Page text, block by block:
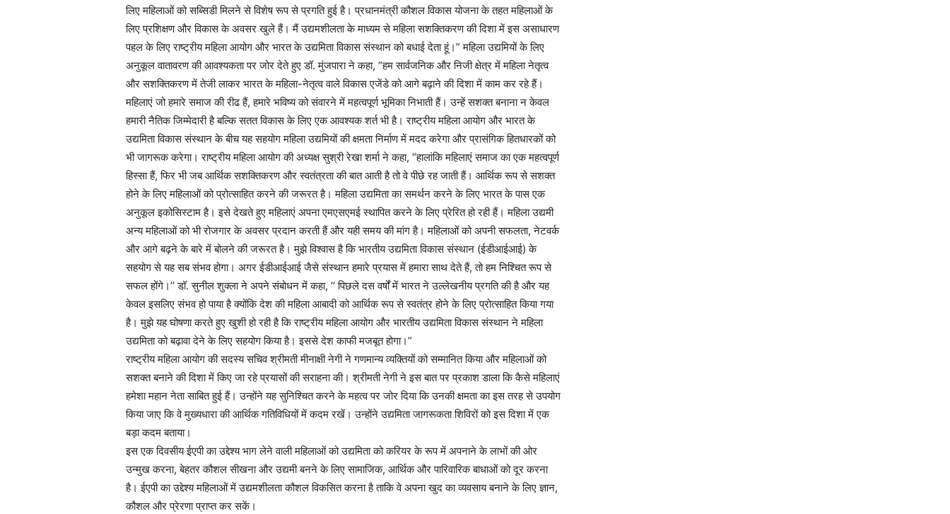
लिए महिलाओं को सब्सिडी मिलने से विशेष रूप से प्रगति हुई है। प्रधानमंत्री कौशल विकास योजना के तहत महिलाओं के
लिए प्रशिक्षण और विकास के अवसर खुले हैं। मैं उद्यमशीलता के माध्यम से महिला सशक्तिकरण की दिशा में इस असाधारण
पहल के लिए राष्ट्रीय महिला आयोग और भारत के उद्यमिता विकास संस्थान को बधाई देता हूं।” महिला उद्यमियों के लिए
अनुकूल वातावरण की आवश्यकता पर जोर देते हुए डॉ. मुंजपारा ने कहा, “हम सार्वजनिक और निजी क्षेत्र में महिला नेतृत्व
और सशक्तिकरण में तेजी लाकर भारत के महिला-नेतृत्व वाले विकास एजेंडे को आगे बढ़ाने की दिशा में काम कर रहे हैं।
महिलाएं जो हमारे समाज की रीढ हैं, हमारे भविष्य को संवारने में महत्वपूर्ण भूमिका निभाती हैं। उन्हें सशक्त बनाना न केवल
हमारी नैतिक जिम्मेदारी है बल्कि सतत विकास के लिए एक आवश्यक शर्त भी है। राष्ट्रीय महिला आयोग और भारत के
उद्यमिता विकास संस्थान के बीच यह सहयोग महिला उद्यमियों की क्षमता निर्माण में मदद करेगा और प्रासंगिक हितधारकों को
भी जागरूक करेगा। राष्ट्रीय महिला आयोग की अध्यक्ष सुश्री रेखा शर्मा ने कहा, “हालांकि महिलाएं समाज का एक महत्वपूर्ण
हिस्सा हैं, फिर भी जब आर्थिक सशक्तिकरण और स्वतंत्रता की बात आती है तो वे पीछे रह जाती हैं। आर्थिक रूप से सशक्त
होने के लिए महिलाओं को प्रोत्साहित करने की जरूरत है। महिला उद्यमिता का समर्थन करने के लिए भारत के पास एक
अनुकूल इकोसिस्टाम है। इसे देखते हुए महिलाएं अपना एमएसएमई स्थापित करने के लिए प्रेरित हो रही हैं। महिला उद्यमी
अन्य महिलाओं को भी रोजगार के अवसर प्रदान करती हैं और यही समय की मांग है। महिलाओं को अपनी सफलता, नेटवर्क
और आगे बढ़ने के बारे में बोलने की जरूरत है। मुझे विश्वास है कि भारतीय उद्यमिता विकास संस्थान (ईडीआईआई) के
सहयोग से यह सब संभव होगा। अगर ईडीआईआई जैसे संस्थान हमारे प्रयास में हमारा साथ देते हैं, तो हम निश्चित रूप से
सफल होंगे।’’ डॉ. सुनील शुक्ला ने अपने संबोधन में कहा, ‘‘ पिछले दस वर्षों में भारत ने उल्लेखनीय प्रगति की है और यह
केवल इसलिए संभव हो पाया है क्योंकि देश की महिला आबादी को आर्थिक रूप से स्वतंत्र होने के लिए प्रोत्साहित किया गया
है। मुझे यह घोषणा करते हुए खुशी हो रही है कि राष्ट्रीय महिला आयोग और भारतीय उद्यमिता विकास संस्थान ने महिला
उद्यमिता को बढ़ावा देने के लिए सहयोग किया है। इससे देश काफी मजबूत होगा।”
राष्ट्रीय महिला आयोग की सदस्य सचिव श्रीमती मीनाक्षी नेगी ने गणमान्य व्यक्तियों को सम्मानित किया और महिलाओं को
सशक्त बनाने की दिशा में किए जा रहे प्रयासों की सराहना की। श्रीमती नेगी ने इस बात पर प्रकाश डाला कि कैसे महिलाएं
हमेशा महान नेता साबित हुई हैं। उन्होंने यह सुनिश्चित करने के महत्व पर जोर दिया कि उनकी क्षमता का इस तरह से उपयोग
किया जाए कि वे मुख्यधारा की आर्थिक गतिविधियों में कदम रखें। उन्होंने उद्यमिता जागरूकता शिविरों को इस दिशा में एक
बड़ा कदम बताया।
इस एक दिवसीय ईएपी का उद्देश्य भाग लेने वाली महिलाओं को उद्यमिता को करियर के रूप में अपनाने के लाभों की ओर
उन्मुख करना, बेहतर कौशल सीखना और उद्यमी बनने के लिए सामाजिक, आर्थिक और पारिवारिक बाधाओं को दूर करना
है। ईएपी का उद्देश्य महिलाओं में उद्यमशीलता कौशल विकसित करना है ताकि वे अपना खुद का व्यवसाय बनाने के लिए ज्ञान,
कौशल और प्रेरणा प्राप्त कर सकें।